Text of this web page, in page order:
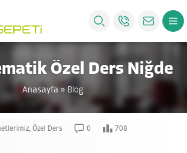
Özel Ders Niğde
Anasayfa » Blog
, Özel Ders 0 708